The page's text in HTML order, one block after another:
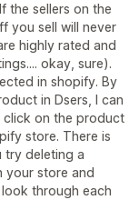
the sellers on the
you sell will never
highly rated and
okay, sure).
in shopify. By
in Dsers, I can
click on the product
store. There is
try deleting a
your store and
through each